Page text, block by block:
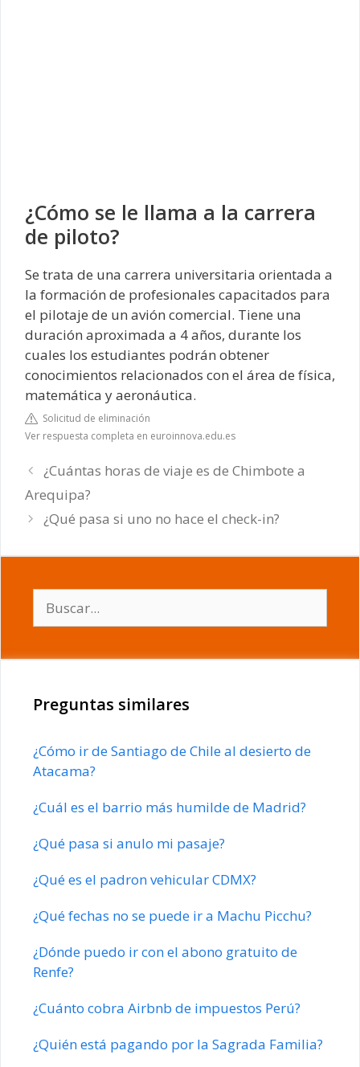
¿Cómo se le llama a la carrera
de piloto?
Se trata de una carrera universitaria orientada a
la formación de profesionales capacitados para
el pilotaje de un avión comercial. Tiene una
duración aproximada a 4 años, durante los
cuales los estudiantes podrán obtener
conocimientos relacionados con el área de física,
matemática y aeronáutica.
Solicitud de eliminación
Ver respuesta completa en euroinnova.edu.es
¿Cuántas horas de viaje es de Chimbote a
Arequipa?
¿Qué pasa si uno no hace el check-in?
Preguntas similares
¿Cómo ir de Santiago de Chile al desierto de
Atacama?
¿Cuál es el barrio más humilde de Madrid?
¿Qué pasa si anulo mi pasaje?
¿Qué es el padron vehicular CDMX?
¿Qué fechas no se puede ir a Machu Picchu?
¿Dónde puedo ir con el abono gratuito de
Renfe?
¿Cuánto cobra Airbnb de impuestos Perú?
¿Quién está pagando por la Sagrada Familia?